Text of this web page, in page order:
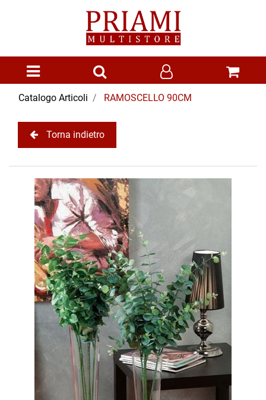
Open menu
Catalogo Articoli RAMOSCELLO 90CM
Torna indietro